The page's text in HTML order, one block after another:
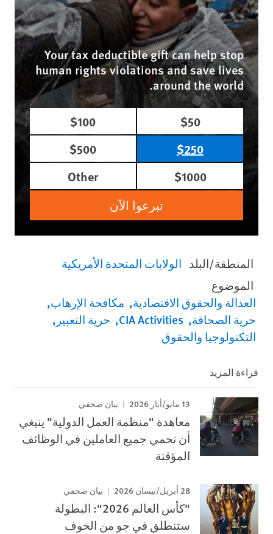
Your tax deductible gift can help stop
human rights violations and save lives
around the world.
$50
$100
$250
$500
$1000
Other
تبرعوا الآن
المنطقة/البلد الولايات المتحدة الأمريكية
الموضوع
العدالة والحقوق الاقتصادية مكافحة الإرهاب
حرية الصحافة CIA Activities حرية التعبير
التكنولوجيا والحقوق
قراءة المزيد
13 مايو/أيار 2026 بيان صحفي
معاهدة "منظمة العمل الدولية" ينبغي
أن تحمي جميع العاملين في الوظائف
المؤقتة
28 أبريل/نيسان 2026 بيان صحفي
"كأس العالم 2026": البطولة
ستنطلق في جو من الخوف